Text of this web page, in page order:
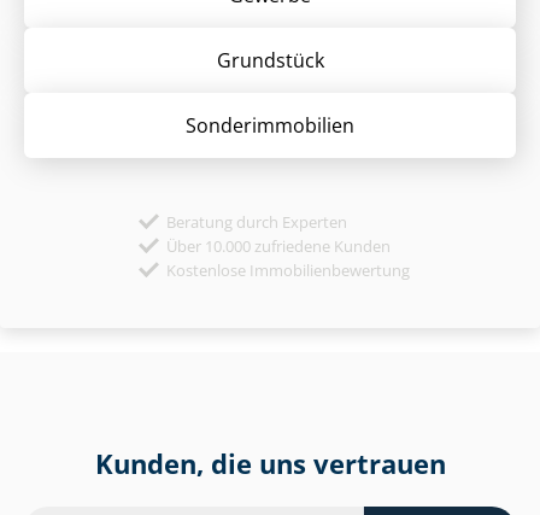
Grund­stück
Sonder­immobilien
Beratung durch Experten
Über 10.000 zufriedene Kunden
Kostenlose Immobilienbewertung
Kunden, die uns vertrauen